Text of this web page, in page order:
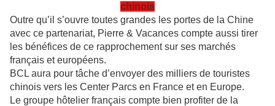
chinois
Outre qu’il s’ouvre toutes grandes les portes de la Chine
avec ce partenariat, Pierre & Vacances compte aussi tirer
les bénéfices de ce rapprochement sur ses marchés
français et européens.
BCL aura pour tâche d’envoyer des milliers de touristes
chinois vers les Center Parcs en France et en Europe.
Le groupe hôtelier français compte bien profiter de la